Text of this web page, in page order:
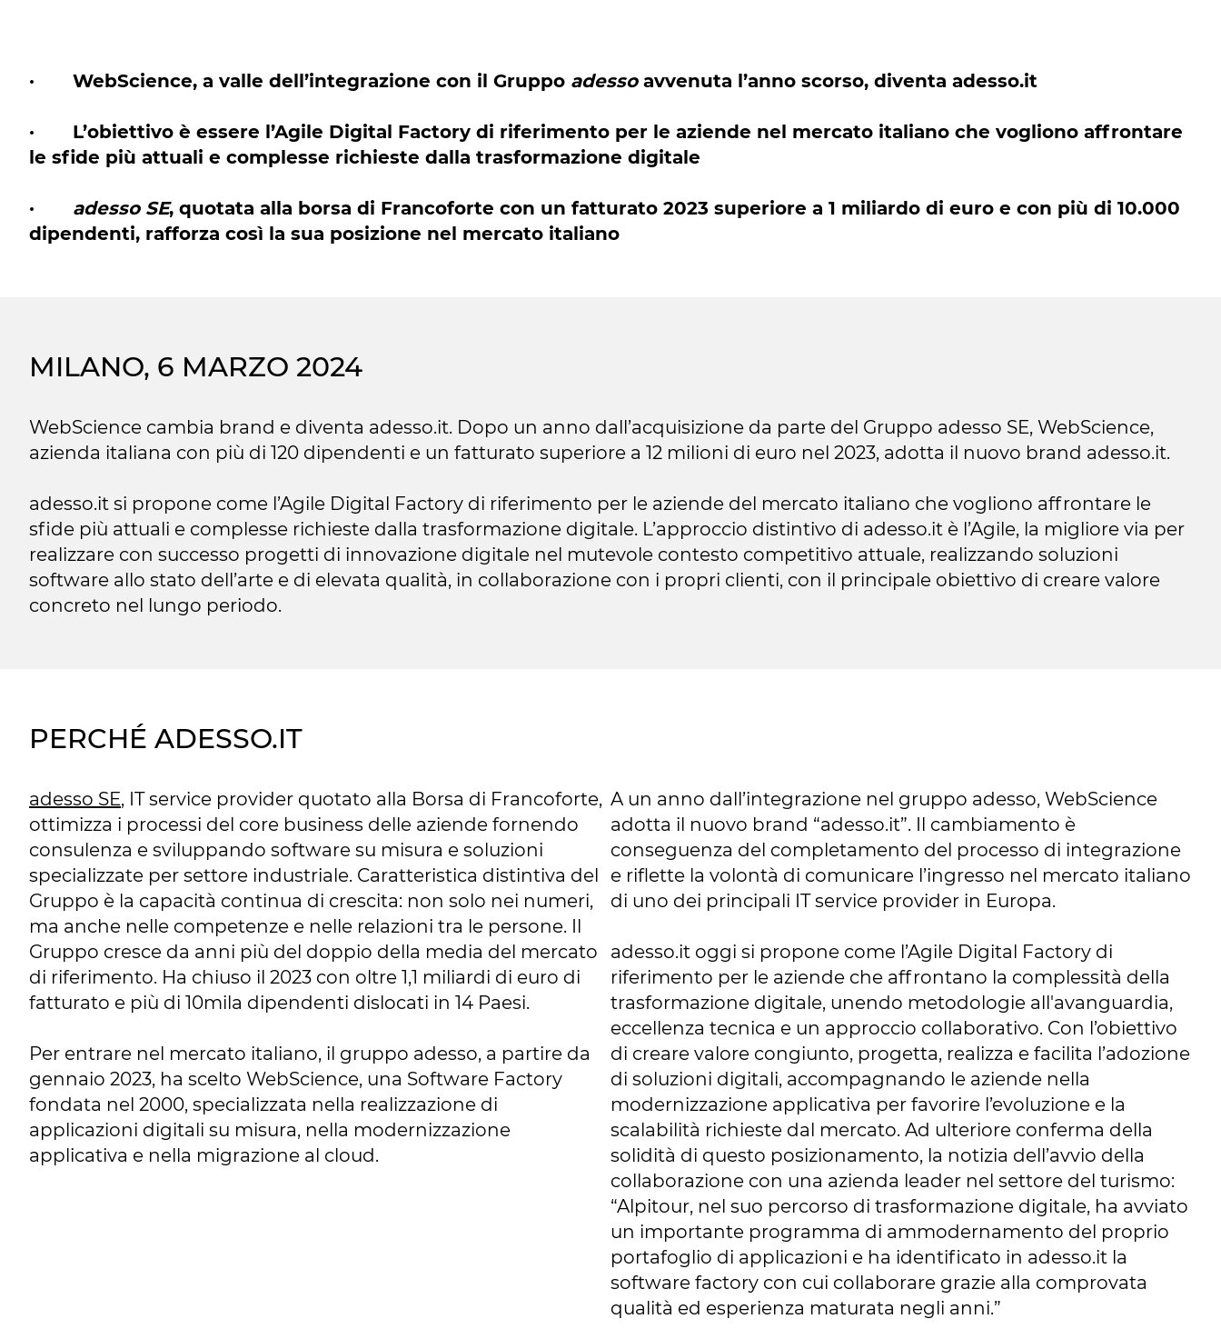
· WebScience, a valle dell’integrazione con il Gruppo adessoavvenuta l’anno scorso, diventa adesso.it
· L’obiettivo è essere l’Agile Digital Factory di riferimento per le aziende nel mercato italiano che vogliono affrontare
le sfide più attuali e complesse richieste dalla trasformazione digitale
· adesso SE, quotata alla borsa di Francoforte con un fatturato 2023 superiore a 1 miliardo di euro e con più di 10.000
dipendenti, rafforza così la sua posizione nel mercato italiano
MILANO, 6 MARZO 2024
WebScience cambia brand e diventa adesso.it. Dopo un anno dall’acquisizione da parte del Gruppo adesso SE, WebScience,
azienda italiana con più di 120 dipendenti e un fatturato superiore a 12 milioni di euro nel 2023, adotta il nuovo brand adesso.it.
adesso.it si propone come l’Agile Digital Factory di riferimento per le aziende del mercato italiano che vogliono affrontare le
sfide più attuali e complesse richieste dalla trasformazione digitale. L’approccio distintivo di adesso.it è l’Agile, la migliore via per
realizzare con successo progetti di innovazione digitale nel mutevole contesto competitivo attuale, realizzando soluzioni
software allo stato dell’arte e di elevata qualità, in collaborazione con i propri clienti, con il principale obiettivo di creare valore
concreto nel lungo periodo.
PERCHÉ ADESSO.IT
adesso SE, IT service provider quotato alla Borsa di Francoforte,
ottimizza i processi del core business delle aziende fornendo
consulenza e sviluppando software su misura e soluzioni
specializzate per settore industriale. Caratteristica distintiva del
Gruppo è la capacità continua di crescita: non solo nei numeri,
ma anche nelle competenze e nelle relazioni tra le persone. Il
Gruppo cresce da anni più del doppio della media del mercato
di riferimento. Ha chiuso il 2023 con oltre 1,1 miliardi di euro di
fatturato e più di 10mila dipendenti dislocati in 14 Paesi.
Per entrare nel mercato italiano, il gruppo adesso, a partire da
gennaio 2023, ha scelto WebScience, una Software Factory
fondata nel 2000, specializzata nella realizzazione di
applicazioni digitali su misura, nella modernizzazione
applicativa e nella migrazione al cloud.
A un anno dall’integrazione nel gruppo adesso, WebScience
adotta il nuovo brand “adesso.it”. Il cambiamento è
conseguenza del completamento del processo di integrazione
e riflette la volontà di comunicare l’ingresso nel mercato italiano
di uno dei principali IT service provider in Europa.
adesso.it oggi si propone come l’Agile Digital Factory di
riferimento per le aziende che affrontano la complessità della
trasformazione digitale, unendo metodologie all'avanguardia,
eccellenza tecnica e un approccio collaborativo. Con l’obiettivo
di creare valore congiunto, progetta, realizza e facilita l’adozione
di soluzioni digitali, accompagnando le aziende nella
modernizzazione applicativa per favorire l’evoluzione e la
scalabilità richieste dal mercato. Ad ulteriore conferma della
solidità di questo posizionamento, la notizia dell’avvio della
collaborazione con una azienda leader nel settore del turismo:
“Alpitour, nel suo percorso di trasformazione digitale, ha avviato
un importante programma di ammodernamento del proprio
portafoglio di applicazioni e ha identificato in adesso.it la
software factory con cui collaborare grazie alla comprovata
qualità ed esperienza maturata negli anni.”